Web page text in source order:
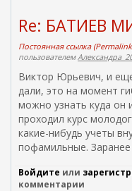
к
)
я
с
с
ы
к
а
)
Re: БАТИЕВ
Постоянная ссылка
пользователем
Виктор Юрьевич, и
дали, это на момент
можно узнать куда он
проходил курс
какие-нибудь учеты
пофамильные. Заранее
Войдите или
комментарии